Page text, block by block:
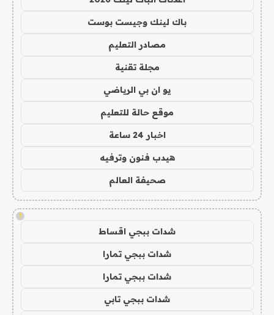
باك لينك وجيست بوست
مصادر التعليم
مجلة تقنية
يو ان بي الرياضي
موقع حالة للتعليم
اخبار 24 ساعة
هيدب فنون وترفيه
صحيفة العالم
!
شدات ببجي اقساط
شدات ببجي تمارا
شدات ببجي تمارا
شدات ببجي تابي